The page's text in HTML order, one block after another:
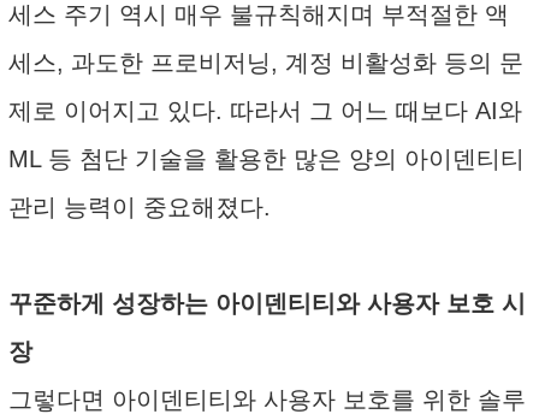
세스 주기 역시 매우 불규칙해지며 부적절한 액
세스, 과도한 프로비저닝, 계정 비활성화 등의 문
제로 이어지고 있다. 따라서 그 어느 때보다 AI와
ML 등 첨단 기술을 활용한 많은 양의 아이덴티티
관리 능력이 중요해졌다.
꾸준하게 성장하는 아이덴티티와 사용자 보호 시
장
그렇다면 아이덴티티와 사용자 보호를 위한 솔루